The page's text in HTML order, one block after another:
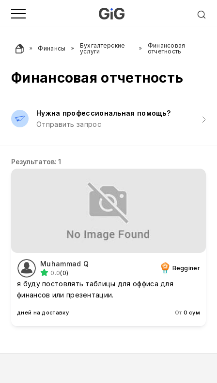
Финансы
Бухгалтерские
услуги
Финансовая
отчетность
Финансовая отчетность
Нужна профессиональная помощь?
Отправить запрос
Результатов: 1
Muhammad Q
0.0(0)
Begginer
я буду постовлять таблицы для оффиса для
финансов или презентации.
дней на доставку От 0 сум